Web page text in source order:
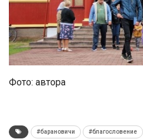
Фото: автора
#барановичи #благословение